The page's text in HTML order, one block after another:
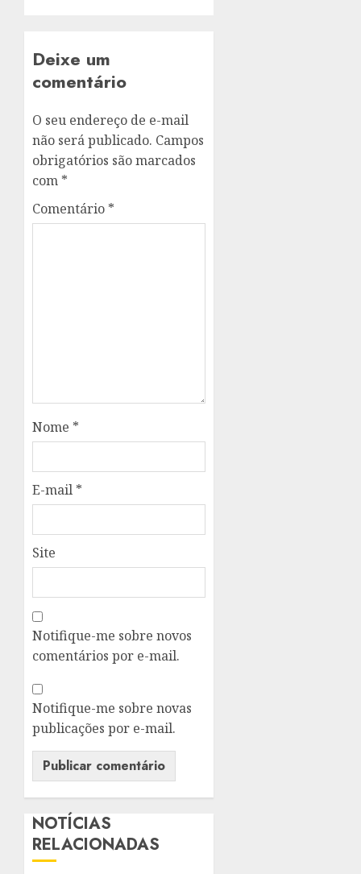
Deixe um
comentário
O seu endereço de e-mail
não será publicado. Campos
obrigatórios são marcados
com *
Comentário *
Nome *
E-mail *
Site
Notifique-me sobre novos
comentários por e-mail.
Notifique-me sobre novas
publicações por e-mail.
NOTÍCIAS
RELACIONADAS